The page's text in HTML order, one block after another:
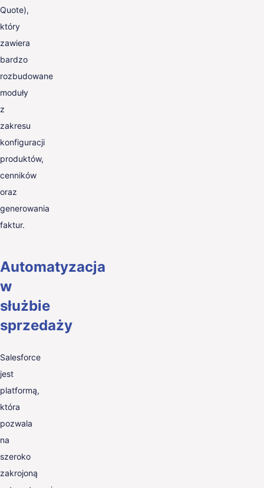
Quote),
który
zawiera
bardzo
rozbudowane
moduły
z
zakresu
konfiguracji
produktów,
cenników
oraz
generowania
faktur.
Automatyzacja
w
służbie
sprzedaży
Salesforce
jest
platformą,
która
pozwala
na
szeroko
zakrojoną